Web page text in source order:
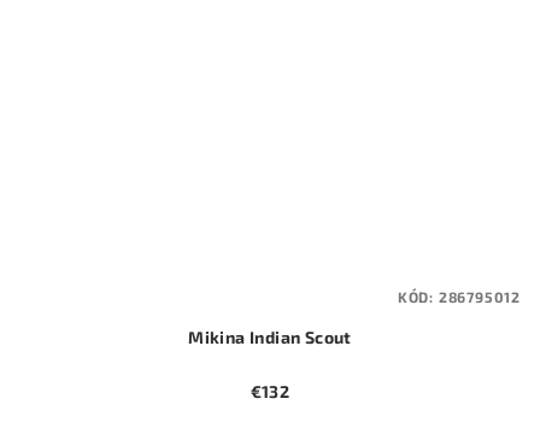
Mikina Indian Scout
€132
KÓD: 286795012